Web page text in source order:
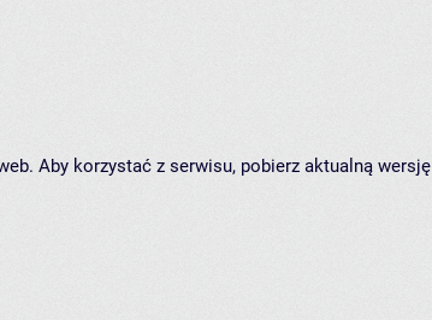
Aby korzystać z serwisu, pobierz aktualną wersję